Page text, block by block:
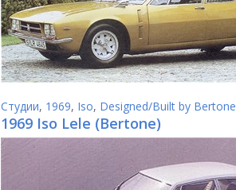
Студии, 1969, Iso, Designed/Built by Bertone
1969 Iso Lele (Bertone)